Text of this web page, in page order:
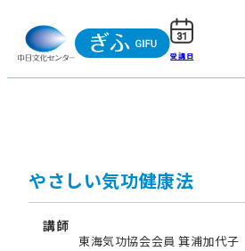
受講日
やさしい気功健康法
講師
東海気功協会会員 箕浦加代子